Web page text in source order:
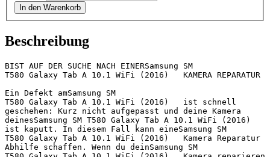
In den Warenkorb
Beschreibung
BIST AUF DER SUCHE NACH EINERSamsung SM
T580 Galaxy Tab A 10.1 WiFi (2016)   KAMERA REPARATUR
Ein Defekt amSamsung SM
T580 Galaxy Tab A 10.1 WiFi (2016)   ist schnell
geschehen: Kurz nicht aufgepasst und deine Kamera
deinesSamsung SM T580 Galaxy Tab A 10.1 WiFi (2016)
ist kaputt. In diesem Fall kann eineSamsung SM
T580 Galaxy Tab A 10.1 WiFi (2016)   Kamera Reparatur
Abhilfe schaffen. Wenn du deinSamsung SM